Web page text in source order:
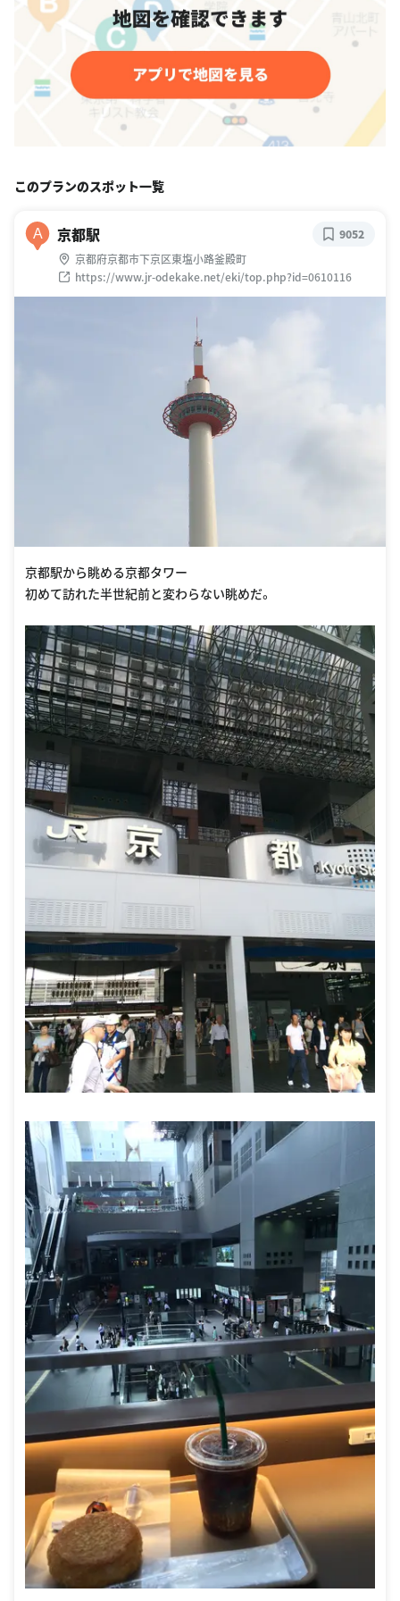
このプランのスポット一覧
A 京都駅
京都府京都市下京区東塩小路釜殿町
https://www.jr-odekake.net/eki/top.php?id=0610116
9052
京都駅から眺める京都タワー
初めて訪れた半世紀前と変わらない眺めだ。